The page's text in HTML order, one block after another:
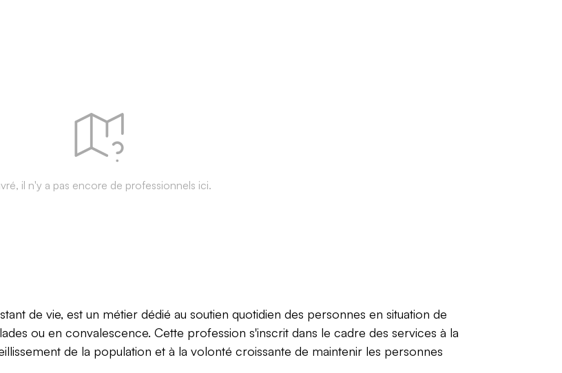
il n'y a pas encore de professionnels ici.
de vie, est un métier dédié au soutien quotidien des personnes en situation de
ou en convalescence. Cette profession s'inscrit dans le cadre des services à la
de la population et à la volonté croissante de maintenir les personnes